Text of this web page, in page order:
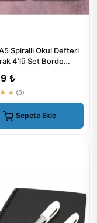
Spiralli Okul Defteri
4’lü Set Bordo
₺
(0)
Sepete Ekle